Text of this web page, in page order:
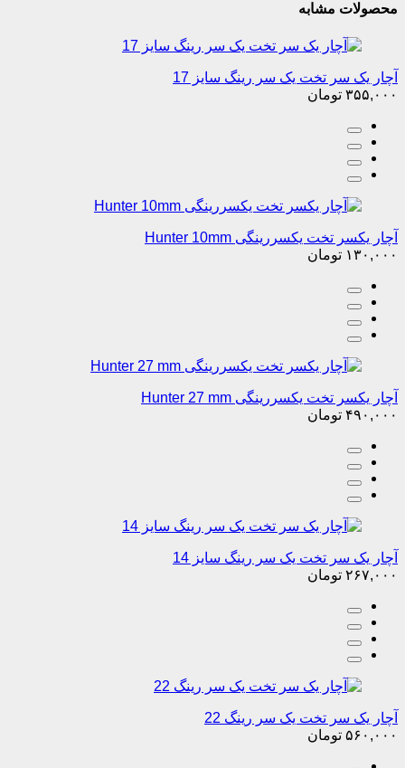
محصولات مشابه
آچار یک سر تخت یک سر رینگ سایز 17
۳۵۵,۰۰۰ تومان
آچار یکسر تخت یکسررینگی Hunter 10mm
۱۳۰,۰۰۰ تومان
آچار یکسر تخت یکسررینگی Hunter 27 mm
۴۹۰,۰۰۰ تومان
آچار یک سر تخت یک سر رینگ سایز 14
۲۶۷,۰۰۰ تومان
آچار یک سر تخت یک سر رینگ 22
۵۶۰,۰۰۰ تومان